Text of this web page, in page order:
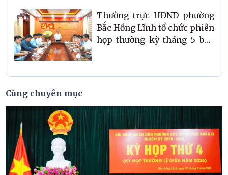
Thường trực HĐND phường
Bắc Hồng Lĩnh tổ chức phiên
họp thường kỳ tháng 5 bàn
Cùng chuyên mục